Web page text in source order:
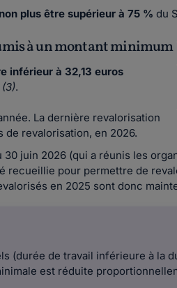
plus être supérieur à 75 % du
à un montant minimum
inférieur à 32,13 euros
(3).
La dernière revalorisation
de revalorisation, en 2026.
juin 2026 (qui a réunis les
recueillie pour permettre de
en 2025 sont donc
(durée de travail inférieure à la
est réduite